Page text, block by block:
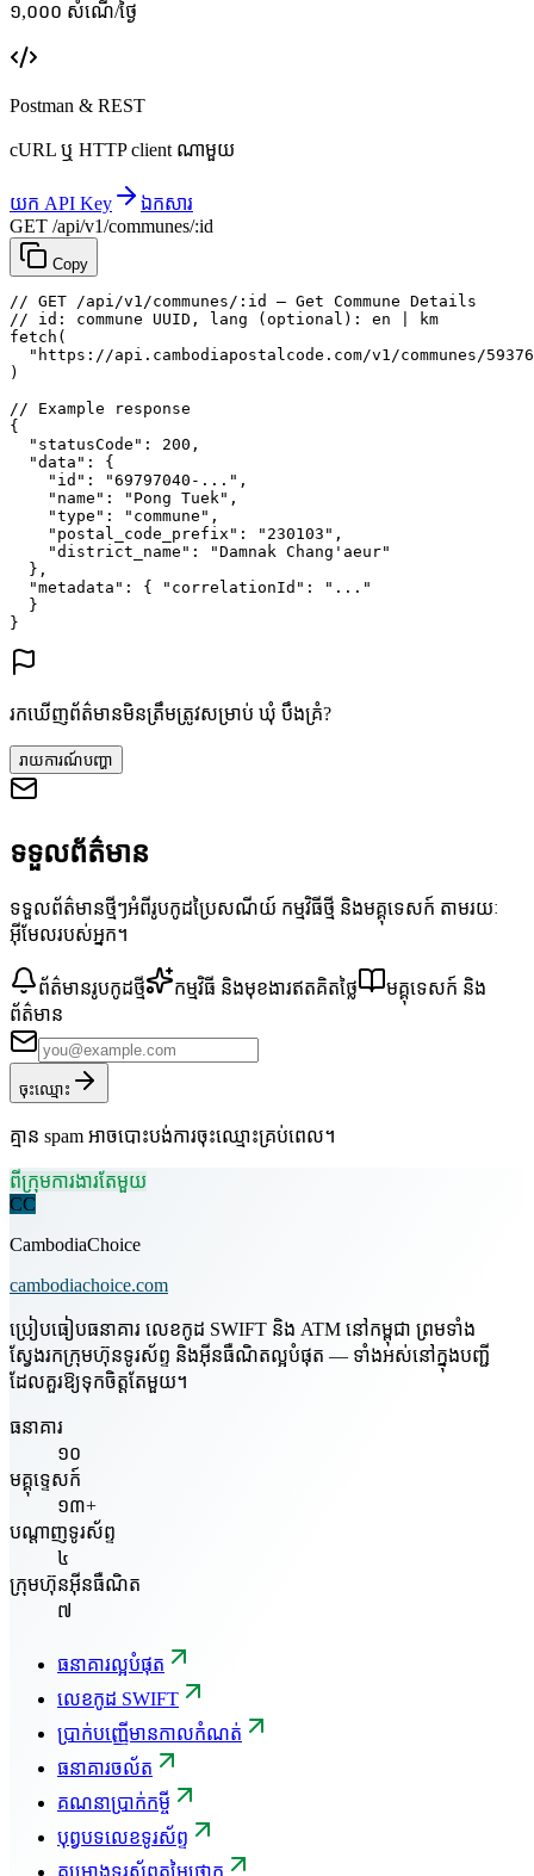
១,០០០ សំណើ/ថ្ងៃ
Postman & REST
cURL ឬ HTTP client ណាមួយ
យក API Key
ឯកសារ
GET /api/v1/communes/:id
Copy
// GET /api/v1/communes/:id — Get Commune Details
// id: commune UUID, lang (optional): en | km
fetch (
"https://api.cambodiapostalcode.com/v1/communes/
)
// Example response
{
"statusCode" : 200 ,
"data" : {
"id" : "69797040-..." ,
"name" : "Pong Tuek" ,
"type" : "commune" ,
"postal_code_prefix" : "230103" ,
"district_name" :
"Damnak Chang'aeur"
},
"metadata" : { "correlationId" :
"..."
}
}
រកឃើញព័ត៌មានមិនត្រឹមត្រូវសម្រាប់ ឃុំ បឹងគ្រំ?
រាយការណ៍បញ្ហា
ទទួលព័ត៌មាន
ទទួលព័ត៌មានថ្មីៗអំពីរូបកូដប្រៃសណីយ៍ កម្មវិធីថ្មី និងមគ្គុទេសក៍ តាមរយៈ
អ៊ីមែលរបស់អ្នក។
ព័ត៌មានរូបកូដថ្មី កម្មវិធី និងមុខងារឥតគិតថ្លៃ
មគ្គុទេសក៍ និង
ព័ត៌មាន
ចុះឈ្មោះ
គ្មាន spam អាចបោះបង់ការចុះឈ្មោះគ្រប់ពេល។
ពីក្រុមការងារតែមួយ
CC
CambodiaChoice
cambodiachoice.com
ប្រៀបធៀបធនាគារ លេខកូដ SWIFT និង ATM នៅកម្ពុជា ព្រមទាំង
ស្វែងរកក្រុមហ៊ុនទូរស័ព្ទ និងអ៊ីនធឺណិតល្អបំផុត — ទាំងអស់នៅក្នុងបញ្ជី
ដែលគួរឱ្យទុកចិត្តតែមួយ។
ធនាគារ
១០
មគ្គុទ្ទេសក៍
១៣+
បណ្តាញទូរស័ព្ទ
៤
ក្រុមហ៊ុនអ៊ីនធឺណិត
៧
ធនាគារល្អបំផុត
លេខកូដ SWIFT
ប្រាក់បញ្ញើមានកាលកំណត់
ធនាគារចល័ត
គណនាប្រាក់កម្ចី
បុព្វបទលេខទូរស័ព្ទ
គម្រោងទូរស័ព្ទតម្លៃថោក